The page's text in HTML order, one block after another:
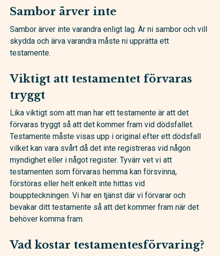
Sambor ärver inte
Sambor ärver inte varandra enligt lag. Är ni sambor och vill
skydda och ärva varandra måste ni upprätta ett
testamente.
Viktigt att testamentet förvaras
tryggt
Lika viktigt som att man har ett testamente är att det
förvaras tryggt så att det kommer fram vid dödsfallet.
Testamente måste visas upp i original efter ett dödsfall
vilket kan vara svårt då det inte registreras vid någon
myndighet eller i något register. Tyvärr vet vi att
testamenten som förvaras hemma kan försvinna,
förstöras eller helt enkelt inte hittas vid
bouppteckningen. Vi har en tjänst där vi förvarar och
bevakar ditt testamente så att det kommer fram när det
behöver komma fram.
Vad kostar testamentesförvaring?